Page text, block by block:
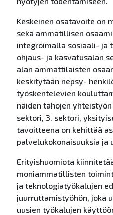
Keskeinen osatavoite on
sekä ammatillisen
integroimalla sosiaali- ja
ohjaus- ja kasvatusalan
alan ammattilaisten
keskitytään nepsy-
työskentelevien
näiden tahojen
sektori, 3. sektori,
tavoitteena on kehittää
palvelukokonaisuuksia ja
Erityishuomiota
moniammatillisten
ja teknologiatyökalujen
juurruttamistyöhön, joka
uusien työkalujen